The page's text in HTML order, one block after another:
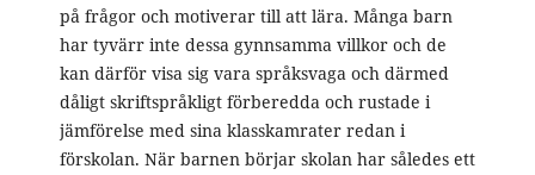
på frågor och motiverar till att lära. Många barn
har tyvärr inte dessa gynnsamma villkor och de
kan därför visa sig vara språksvaga och därmed
dåligt skriftspråkligt förberedda och rustade i
jämförelse med sina klasskamrater redan i
förskolan. När barnen börjar skolan har således ett